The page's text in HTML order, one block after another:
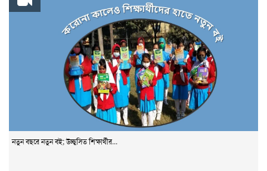
নতুন বছরে নতুন বই; উচ্ছ্বসিত শিক্ষার্থীর...